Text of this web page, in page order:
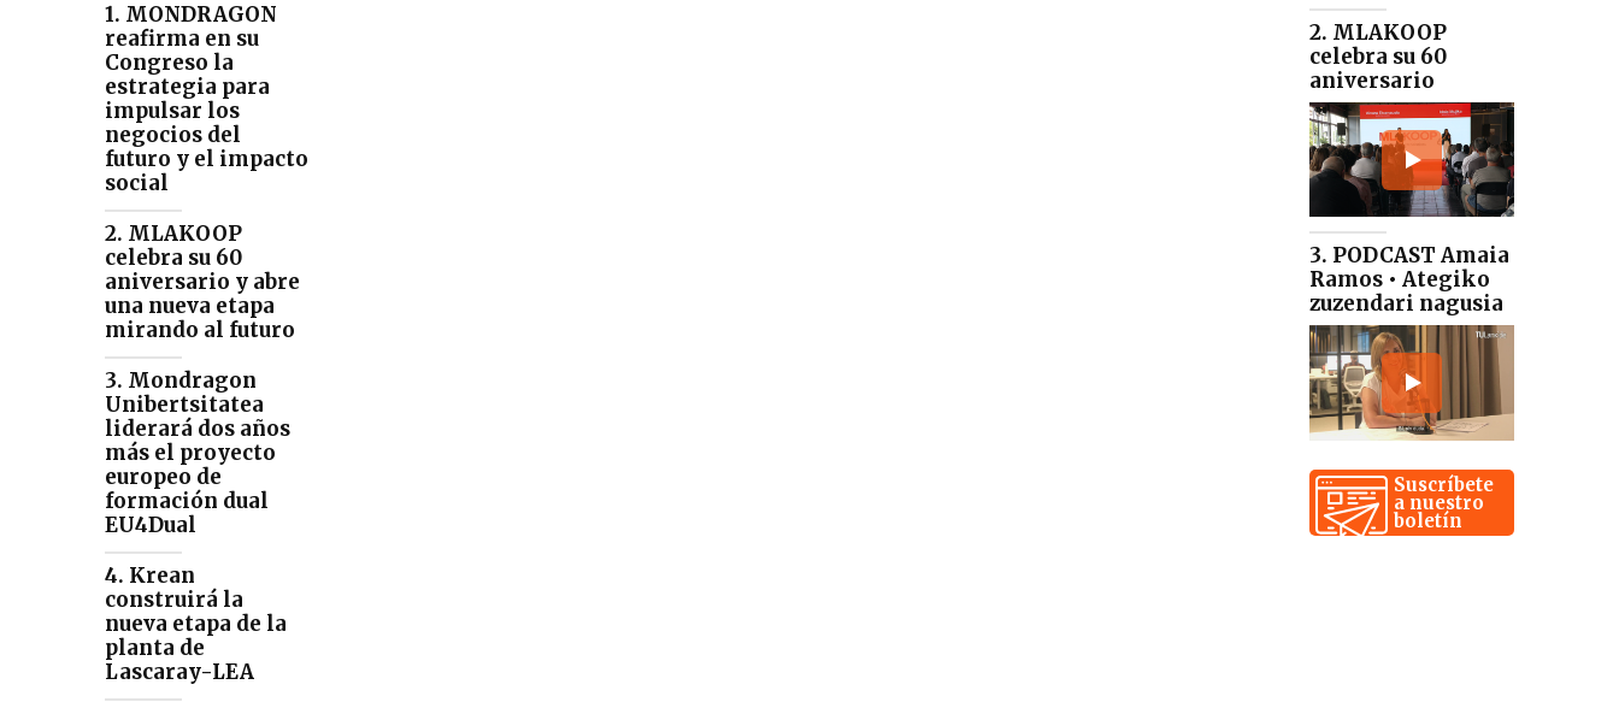
1. MONDRAGON
reafirma en su
Congreso la
estrategia para
impulsar los
negocios del
futuro y el impacto
social
2. MLAKOOP
celebra su 60
aniversario y abre
una nueva etapa
mirando al futuro
3. Mondragon
Unibertsitatea
liderará dos años
más el proyecto
europeo de
formación dual
EU4Dual
4. Krean
construirá la
nueva etapa de la
planta de
Lascaray-LEA
2. MLAKOOP
celebra su 60
aniversario
3. PODCAST Amaia
Ramos • Ategiko
zuzendari nagusia
Suscríbete
a nuestro
boletín